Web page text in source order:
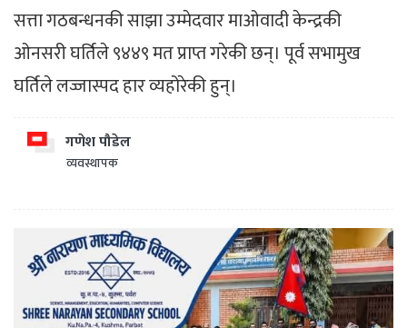
सत्ता गठबन्धनकी साझा उम्मेदवार माओवादी केन्द्रकी
ओनसरी घर्तिले ९४४९ मत प्राप्त गरेकी छन्। पूर्व सभामुख
घर्तिले लज्जास्पद हार व्यहोरेकी हुन्।
गणेश पौडेल
व्यवस्थापक